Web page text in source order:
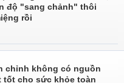
độ "sang chảnh" thôi
rồi
chỉnh không có nguồn
cho sức khỏe toàn